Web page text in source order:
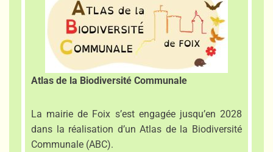
Atlas de la Biodiversité Communale
La mairie de Foix s’est engagée jusqu’en 2028
dans la réalisation d’un Atlas de la Biodiversité
Communale (ABC).